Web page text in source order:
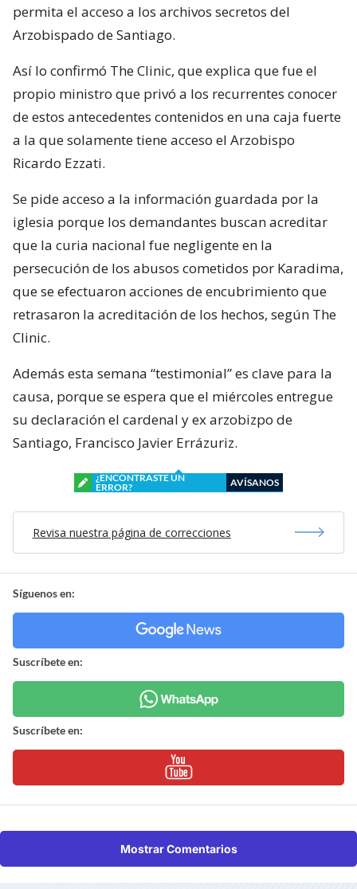
permita el acceso a los archivos secretos del
Arzobispado de Santiago.
Así lo confirmó The Clinic, que explica que fue el
propio ministro que privó a los recurrentes conocer
de estos antecedentes contenidos en una caja fuerte
a la que solamente tiene acceso el Arzobispo
Ricardo Ezzati.
Se pide acceso a la información guardada por la
iglesia porque los demandantes buscan acreditar
que la curia nacional fue negligente en la
persecución de los abusos cometidos por Karadima,
que se efectuaron acciones de encubrimiento que
retrasaron la acreditación de los hechos, según The
Clinic.
Además esta semana “testimonial” es clave para la
causa, porque se espera que el miércoles entregue
su declaración el cardenal y ex arzobizpo de
Santiago, Francisco Javier Errázuriz.
¿ENCONTRASTE UN
ERROR?
AVÍSANOS
Revisa nuestra página de correcciones
Síguenos en:
Suscríbete en:
Suscríbete en:
Mostrar Comentarios